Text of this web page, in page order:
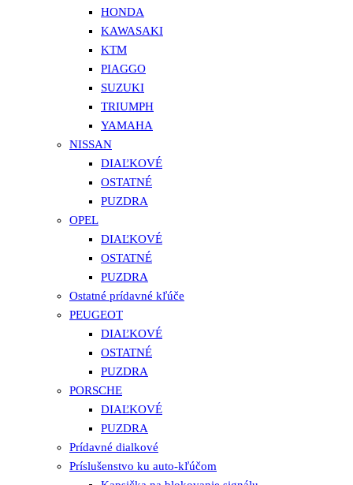
HONDA
KAWASAKI
KTM
PIAGGO
SUZUKI
TRIUMPH
YAMAHA
NISSAN
DIAĽKOVÉ
OSTATNÉ
PUZDRA
OPEL
DIAĽKOVÉ
OSTATNÉ
PUZDRA
Ostatné prídavné kľúče
PEUGEOT
DIAĽKOVÉ
OSTATNÉ
PUZDRA
PORSCHE
DIAĽKOVÉ
PUZDRA
Prídavné dialkové
Príslušenstvo ku auto-kľúčom